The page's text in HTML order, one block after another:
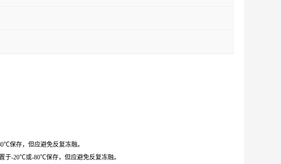
保存，但应避免反复冻融。
于-20℃或-80℃保存，但应避免反复冻融。